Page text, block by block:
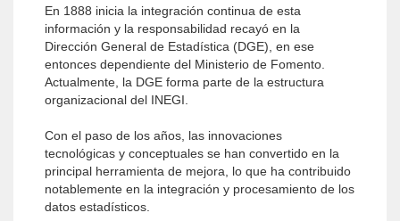
En 1888 inicia la integración continua de esta
información y la responsabilidad recayó en la
Dirección General de Estadística (DGE), en ese
entonces dependiente del Ministerio de Fomento.
Actualmente, la DGE forma parte de la estructura
organizacional del INEGI.
Con el paso de los años, las innovaciones
tecnológicas y conceptuales se han convertido en la
principal herramienta de mejora, lo que ha contribuido
notablemente en la integración y procesamiento de los
datos estadísticos.